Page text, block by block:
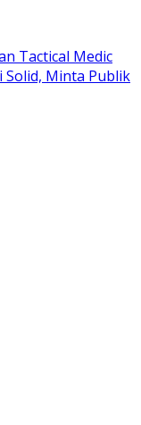
Tactical Medic
Solid, Minta Publik